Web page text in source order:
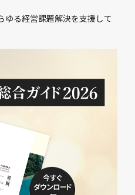
ゆる経営課題解決を支援して